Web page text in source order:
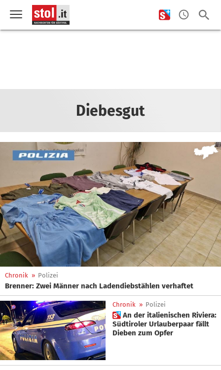
Diebesgut
Chronik » Polizei
Brenner: Zwei Männer nach Ladendiebstählen verhaftet
Chronik » Polizei
 An der italienischen Riviera:
Südtiroler Urlauberpaar fällt
Dieben zum Opfer